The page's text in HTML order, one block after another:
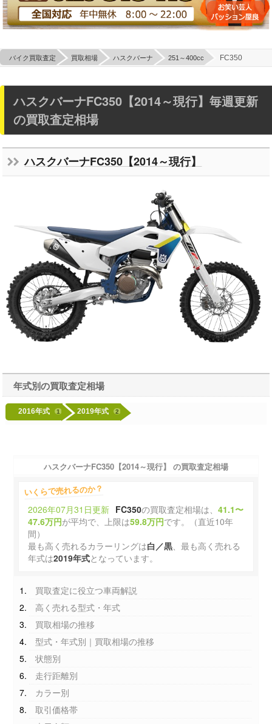
バイク買取査定 買取相場 ハスクバーナ 251～400cc FC350
ハスクバーナFC350【2014～現行】毎週更新
の買取査定相場
ハスクバーナFC350【2014～現行】
年式別の買取査定相場
2016年式 1 2019年式 2
ハスクバーナFC350【2014～現行】 の買取査定相場
いくらで売れるのか？
2026年07月31日更新 FC350の買取査定相場は、41.1〜
47.6万円が平均で、上限は59.8万円です。（直近10年
間）
最も高く売れるカラーリングは白／黒、最も高く売れる
年式は2019年式となっています。
買取査定に役立つ車両解説
高く売れる型式・年式
買取相場の推移
型式・年式別｜買取相場の推移
状態別
走行距離別
カラー別
取引価格帯